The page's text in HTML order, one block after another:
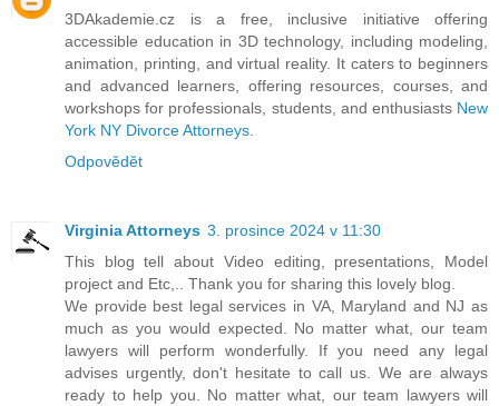
3DAkademie.cz is a free, inclusive initiative offering
accessible education in 3D technology, including modeling,
animation, printing, and virtual reality. It caters to beginners
and advanced learners, offering resources, courses, and
workshops for professionals, students, and enthusiasts New
York NY Divorce Attorneys
Odpovědět
Virginia Attorneys 3. prosince 2024 v 11:30
This blog tell about Video editing, presentations, Model
project and Etc,.. Thank you for sharing this lovely blog.
We provide best legal services in VA, Maryland and NJ as
much as you would expected. No matter what, our team
lawyers will perform wonderfully. If you need any legal
advises urgently, don't hesitate to call us. We are always
ready to help you. No matter what, our team lawyers will